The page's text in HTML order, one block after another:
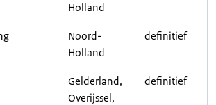
Holland
Noord-
Holland
definitief
Gelderland,
Overijssel,
definitief